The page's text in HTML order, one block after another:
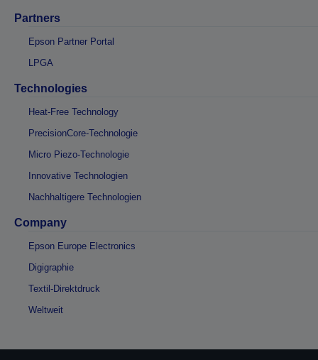
Partners
Epson Partner Portal
LPGA
Technologies
Heat-Free Technology
PrecisionCore-Technologie
Micro Piezo-Technologie
Innovative Technologien
Nachhaltigere Technologien
Company
Epson Europe Electronics
Digigraphie
Textil-Direktdruck
Weltweit